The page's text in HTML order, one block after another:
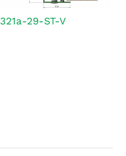
321a-29-ST-V